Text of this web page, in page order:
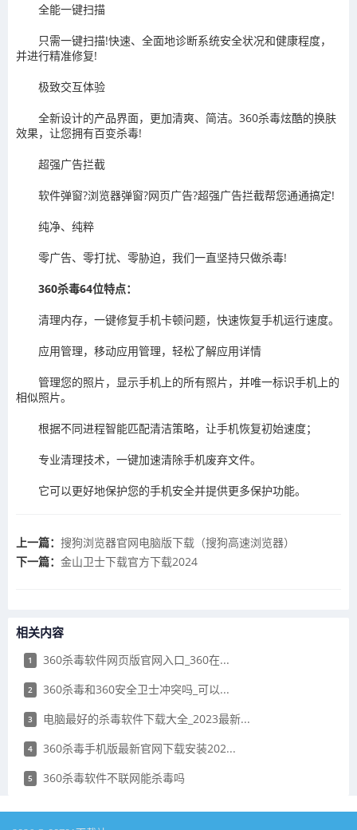
全能一键扫描
只需一键扫描!快速、全面地诊断系统安全状况和健康程度，
并进行精准修复!
极致交互体验
全新设计的产品界面，更加清爽、简洁。360杀毒炫酷的换肤
效果，让您拥有百变杀毒!
超强广告拦截
软件弹窗?浏览器弹窗?网页广告?超强广告拦截帮您通通搞定!
纯净、纯粹
零广告、零打扰、零胁迫，我们一直坚持只做杀毒!
360杀毒64位特点：
清理内存，一键修复手机卡顿问题，快速恢复手机运行速度。
应用管理，移动应用管理，轻松了解应用详情
管理您的照片，显示手机上的所有照片，并唯一标识手机上的
相似照片。
根据不同进程智能匹配清洁策略，让手机恢复初始速度；
专业清理技术，一键加速清除手机废弃文件。
它可以更好地保护您的手机安全并提供更多保护功能。
上一篇： ​搜狗浏览器官网电脑版下载（搜狗高速浏览器）
下一篇： 金山卫士下载官方下载2024
相关内容
1 ​360杀毒软件网页版官网入口_360在...
2 ​360杀毒和360安全卫士冲突吗_可以...
3 电脑最好的杀毒软件下载大全_2023最新...
4 ​360杀毒手机版最新官网下载安装202...
5 ​360杀毒软件不联网能杀毒吗